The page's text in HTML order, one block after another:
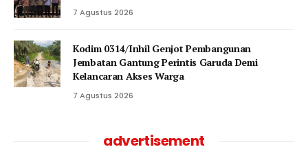
7 Agustus 2026
Kodim 0314/Inhil Genjot Pembangunan
Jembatan Gantung Perintis Garuda Demi
Kelancaran Akses Warga
7 Agustus 2026
advertisement